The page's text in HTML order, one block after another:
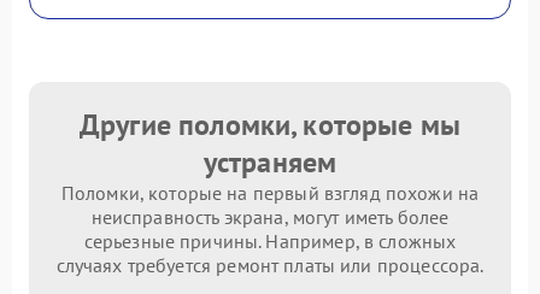
Другие поломки, которые мы
устраняем
Поломки, которые на первый взгляд похожи на
неисправность экрана, могут иметь более
серьезные причины. Например, в сложных
случаях требуется ремонт платы или процессора.